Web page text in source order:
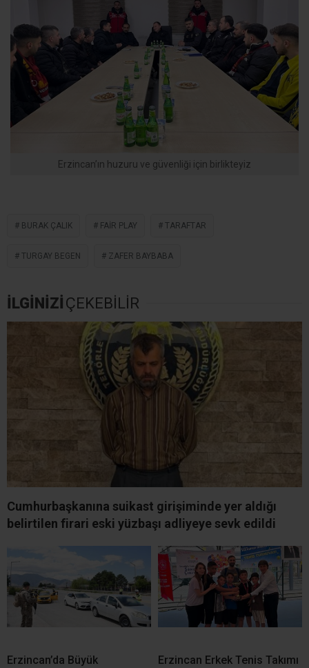
Erzincan’ın huzuru ve güvenliği için birlikteyiz
BURAK ÇALIK FAIR PLAY TARAFTAR
TURGAY BEGEN ZAFER BAYBABA
İLGİNİZİ ÇEKEBİLİR
Cumhurbaşkanına suikast girişiminde yer aldığı
belirtilen firari eski yüzbaşı adliyeye sevk edildi
Erzincan’da Büyük
Erzincan Erkek Tenis Takımı